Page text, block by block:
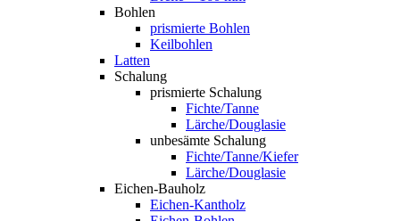
Bohlen
prismierte Bohlen
Keilbohlen
Latten
Schalung
prismierte Schalung
Fichte/Tanne
Lärche/Douglasie
unbesämte Schalung
Fichte/Tanne/Kiefer
Lärche/Douglasie
Eichen-Bauholz
Eichen-Kantholz